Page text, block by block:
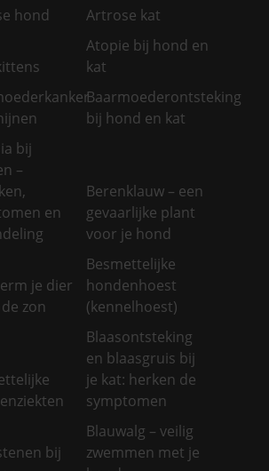
hond
Artrose kat
Atopie bij hond en
kat
Baarmoederontsteking
bij hond en kat
bij
–
en
Berenklauw – een
gevaarlijke plant
voor je hond
je dier
zon
Besmettelijke
hondenhoest
(kennelhoest)
Blaasontsteking
en blaasgruis bij
je kat: herken de
symptomen
bij
Blauwalg – veilig
zwemmen met je